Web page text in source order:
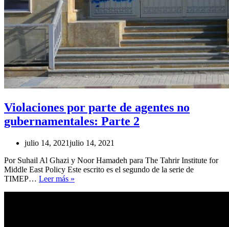
Violaciones por parte de agentes no
gubernamentales: Parte 2
julio 14, 2021julio 14, 2021
Por Suhail Al Ghazi y Noor Hamadeh para The Tahrir Institute for
Middle East Policy Este escrito es el segundo de la serie de
TIMEP… Leer más »